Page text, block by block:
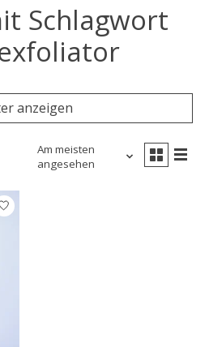
Schlagwort
anzeigen
Am meisten
angesehen